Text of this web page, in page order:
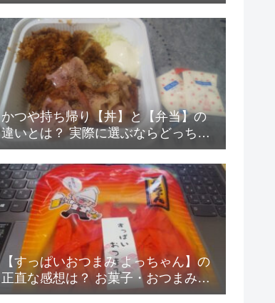
止』？
かつや持ち帰り【丼】と【弁当】の
違いとは？ 実際に選ぶならどっちが
得なの？
【すっぱいおつまみ よっちゃん】の
正直な感想は？ お菓子・おつまみレ
ビュー6！